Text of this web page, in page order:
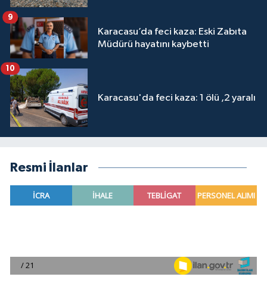
Karacasu’da feci kaza: Eski Zabıta
Müdürü hayatını kaybetti
9
Karacasu'da feci kaza: 1 ölü ,2 yaralı
10
Resmi İlanlar